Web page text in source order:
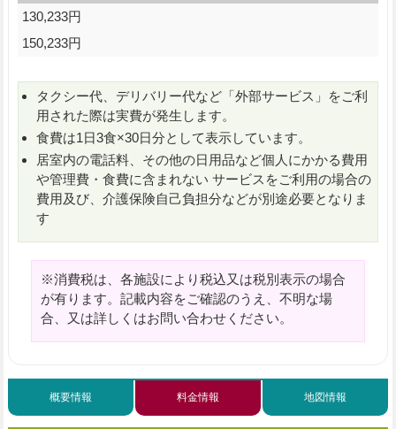
130,233円
150,233円
タクシー代、デリバリー代など「外部サービス」をご利
用された際は実費が発生します。
食費は1日3食×30日分として表示しています。
居室内の電話料、その他の日用品など個人にかかる費用
や管理費・食費に含まれない サービスをご利用の場合の
費用及び、介護保険自己負担分などが別途必要となりま
す
※消費税は、各施設により税込又は税別表示の場合
が有ります。記載内容をご確認のうえ、不明な場
合、又は詳しくはお問い合わせください。
概要情報 料金情報 地図情報